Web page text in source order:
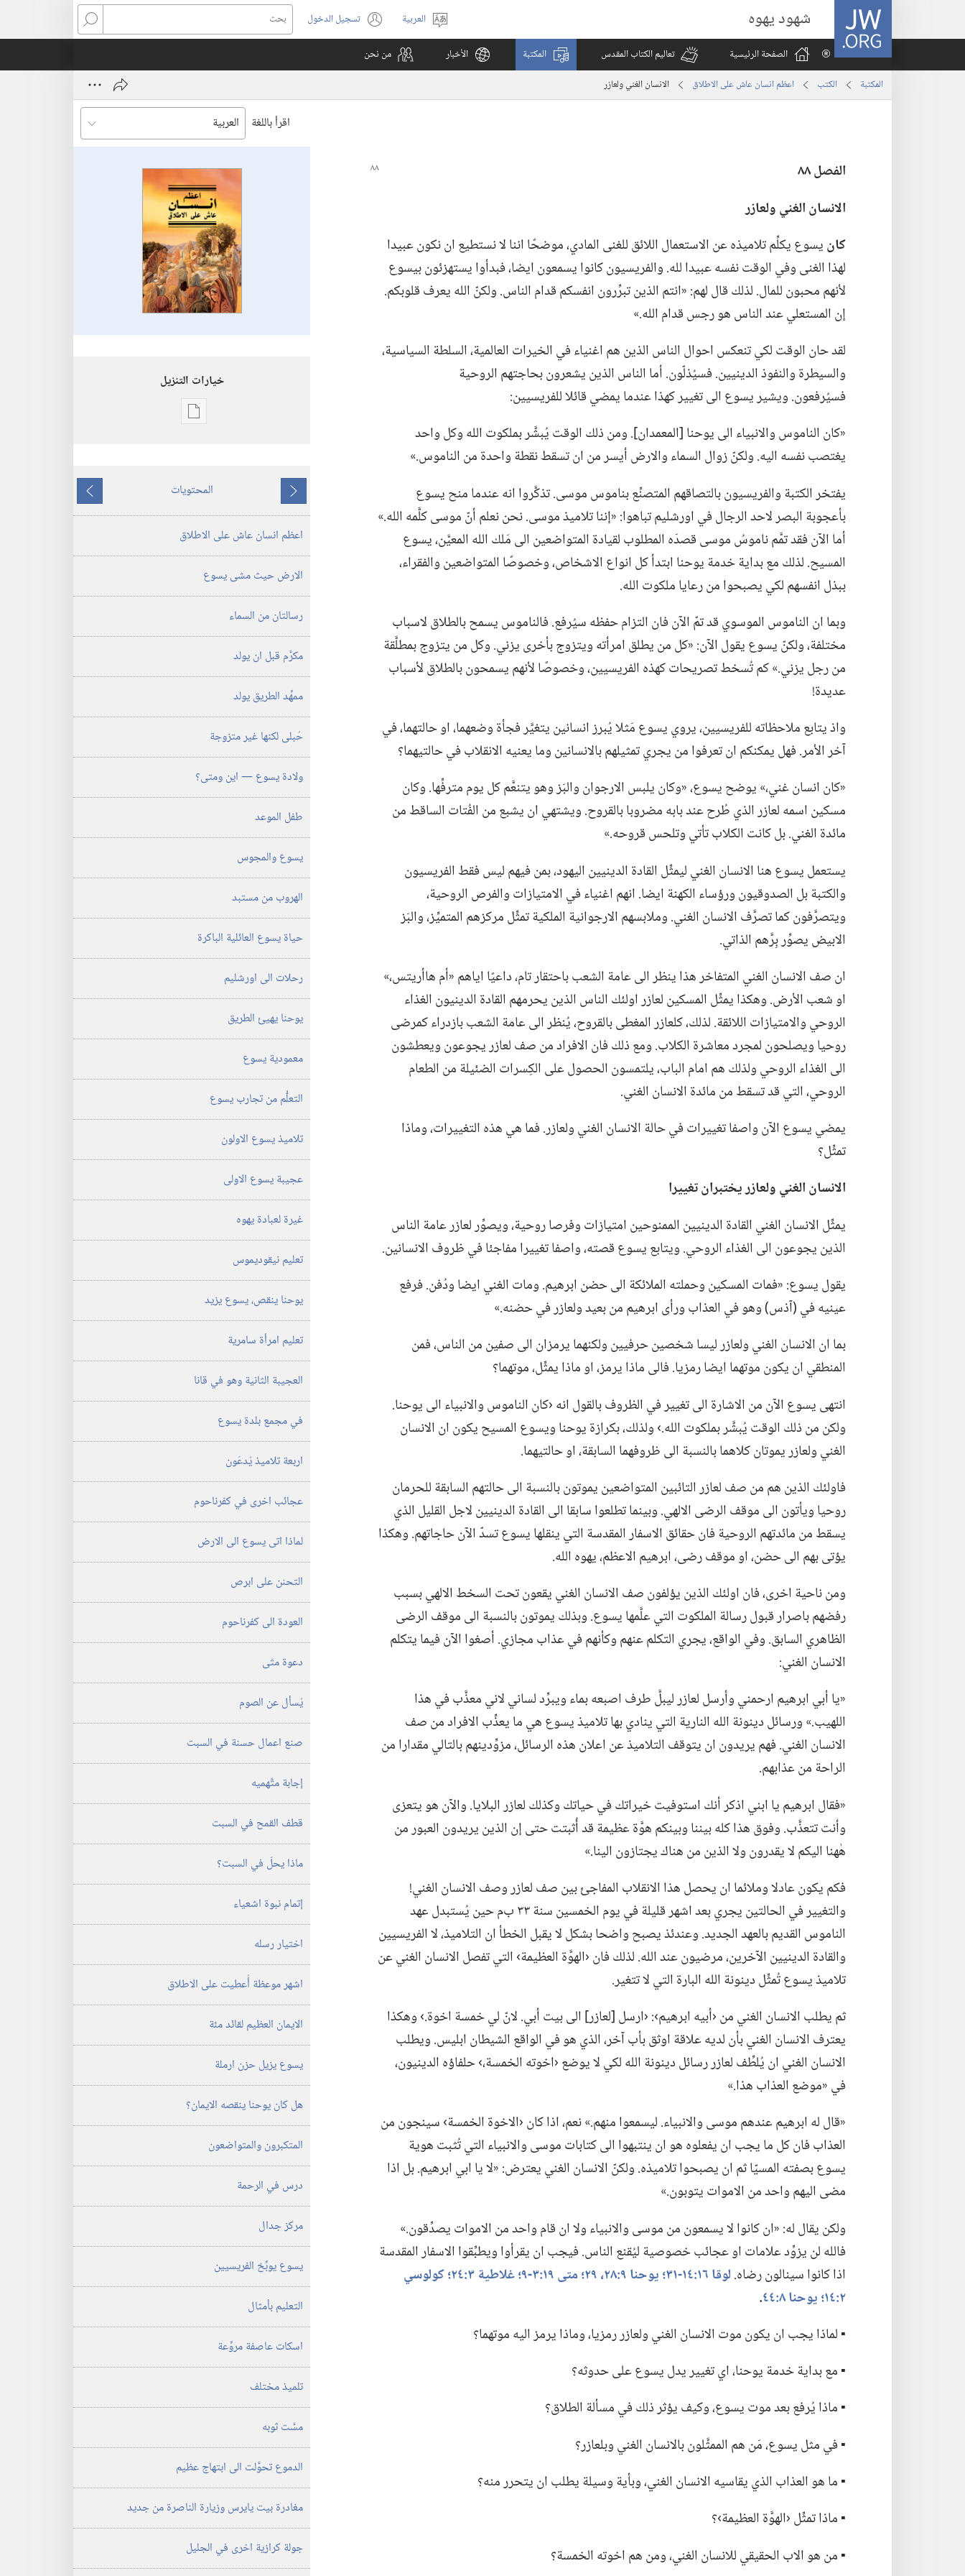
JW.ORG شهود يهوه
اختر
اللغة
العربية تسجيل الدخول
(يفتح
نافذة
بحث
الصفحة الرئيسية
تعاليم الكتاب المقدس المكتبة الأخبار من نحن
المكتبة الكتب اعظم انسان عاش على الاطلاق الانسان الغني ولعازر
اقرأ باللغة
الفصل ٨٨
الانسان الغني ولعازر
كانيسوع يكلِّم تلاميذه عن الاستعمال اللائق للغنى المادي،‏ موضحًا اننا لا نستطيع ان نكون عبيدا
لهذا الغنى وفي الوقت نفسه عبيدا لله.‏ والفريسيون كانوا يسمعون ايضا،‏ فبدأوا يستهزئون بيسوع
لأنهم محبون للمال.‏ لذلك قال لهم:‏ «انتم الذين تبرِّرون انفسكم قدام الناس.‏ ولكنّ الله يعرف قلوبكم.‏
إن المستعلي عند الناس هو رجس قدام الله.‏»‏
لقد حان الوقت لكي تنعكس احوال الناس الذين هم اغنياء في الخيرات العالمية،‏ السلطة السياسية،‏
والسيطرة والنفوذ الدينيين.‏ فسيُذلّون.‏ أما الناس الذين يشعرون بحاجتهم الروحية
فسيُرفعون.‏ ويشير يسوع الى تغيير كهذا عندما يمضي قائلا للفريسيين:‏
‏«كان الناموس والانبياء الى يوحنا [المعمدان].‏ ومن ذلك الوقت يُبشَّر بملكوت الله وكل واحد
يغتصب نفسه اليه.‏ ولكنّ زوال السماء والارض أيسر من ان تسقط نقطة واحدة من الناموس.‏»‏
يفتخر الكتبة والفريسيون بالتصاقهم المتصنِّع بناموس موسى.‏ تذكَّروا انه عندما منح يسوع
بأعجوبة البصر لاحد الرجال في اورشليم تباهوا:‏ «إننا تلاميذ موسى.‏ نحن نعلم أنّ موسى كلَّمه الله.‏»
أما الآن فقد تمَّم ناموسُ موسى قصدَه المطلوب لقيادة المتواضعين الى مَلك الله المعيَّن،‏ يسوع
المسيح.‏ لذلك مع بداية خدمة يوحنا ابتدأ كل انواع الاشخاص،‏ وخصوصًا المتواضعين والفقراء،‏
ببذل انفسهم لكي يصبحوا من رعايا ملكوت الله.‏
وبما ان الناموس الموسوي قد تمّ الآن فان التزام حفظه سيُرفع.‏ فالناموس يسمح بالطلاق لاسباب
مختلفة،‏ ولكنّ يسوع يقول الآن:‏ «كل من يطلق امرأته ويتزوج بأخرى يزني.‏ وكل من يتزوج بمطلَّقة
من رجل يزني.‏» كم تُسخط تصريحات كهذه الفريسيين،‏ وخصوصًا لأنهم يسمحون بالطلاق لأسباب
عديدة!‏
واذ يتابع ملاحظاته للفريسيين،‏ يروي يسوع مَثلا يُبرز انسانين يتغيَّر فجأة وضعهما،‏ او حالتهما،‏ في
آخر الأمر.‏ فهل يمكنكم ان تعرفوا من يجري تمثيلهم بالانسانين وما يعنيه الانقلاب في حالتيهما؟‏
‏«كان انسان غني،‏» يوضح يسوع،‏ «وكان يلبس الارجوان والبَز وهو يتنعَّم كل يوم مترفِّها.‏ وكان
مسكين اسمه لعازر الذي طُرح عند بابه مضروبا بالقروح.‏ ويشتهي ان يشبع من الفُتات الساقط من
مائدة الغني.‏ بل كانت الكلاب تأتي وتلحس قروحه.‏»‏
يستعمل يسوع هنا الانسان الغني ليمثِّل القادة الدينيين اليهود،‏ بمن فيهم ليس فقط الفريسيون
والكتبة بل الصدوقيون ورؤساء الكهنة ايضا.‏ انهم اغنياء في الامتيازات والفرص الروحية،‏
ويتصرَّفون كما تصرَّف الانسان الغني.‏ وملابسهم الارجوانية الملكية تمثِّل مركزهم المتميِّز،‏ والبَز
الابيض يصوِّر بِرَّهم الذاتي.‏
ان صف الانسان الغني المتفاخر هذا ينظر الى عامة الشعب باحتقار تام،‏ داعيًا اياهم «أم هاأريتس،‏»
او شعب الأرض.‏ وهكذا يمثِّل المسكين لعازر اولئك الناس الذين يحرمهم القادة الدينيون الغذاء
الروحي والامتيازات اللائقة.‏ لذلك،‏ كلعازر المغطى بالقروح،‏ يُنظر الى عامة الشعب بازدراء كمرضى
روحيا ويصلحون لمجرد معاشرة الكلاب.‏ ومع ذلك فان الافراد من صف لعازر يجوعون ويعطشون
الى الغذاء الروحي ولذلك هم امام الباب،‏ يلتمسون الحصول على الكِسرات الضئيلة من الطعام
الروحي،‏ التي قد تسقط من مائدة الانسان الغني.‏
يمضي يسوع الآن واصفا تغييرات في حالة الانسان الغني ولعازر.‏ فما هي هذه التغييرات،‏ وماذا
تمثِّل؟‏
الانسان الغني ولعازر يختبران تغييرا
يمثِّل الانسان الغني القادة الدينيين الممنوحين امتيازات وفرصا روحية،‏ ويصوِّر لعازر عامة الناس
الذين يجوعون الى الغذاء الروحي.‏ ويتابع يسوع قصته،‏ واصفا تغييرا مفاجئا في ظروف الانسانين.‏
يقول يسوع:‏ «فمات المسكين وحملته الملائكة الى حضن ابرهيم.‏ ومات الغني ايضا ودُفن.‏ فرفع
عينيه في (‏آذس)‏ وهو في العذاب ورأى ابرهيم من بعيد ولعازر في حضنه.‏»‏
بما ان الانسان الغني ولعازر ليسا شخصين حرفيين ولكنهما يرمزان الى صفين من الناس،‏ فمن
المنطقي ان يكون موتهما ايضا رمزيا.‏ فالى ماذا يرمز،‏ او ماذا يمثِّل،‏ موتهما؟‏
انتهى يسوع الآن من الاشارة الى تغيير في الظروف بالقول انه ‹كان الناموس والانبياء الى يوحنا.‏
ولكن من ذلك الوقت يُبشَّر بملكوت الله.‏› ولذلك،‏ بكرازة يوحنا ويسوع المسيح يكون ان الانسان
الغني ولعازر يموتان كلاهما بالنسبة الى ظروفهما السابقة،‏ او حالتيهما.‏
فاولئك الذين هم من صف لعازر التائبين المتواضعين يموتون بالنسبة الى حالتهم السابقة للحرمان
روحيا ويأتون الى موقف الرضى الالهي.‏ وبينما تطلعوا سابقا الى القادة الدينيين لاجل القليل الذي
يسقط من مائدتهم الروحية فان حقائق الاسفار المقدسة التي ينقلها يسوع تسدّ الآن حاجاتهم.‏ وهكذا
يؤتى بهم الى حضن،‏ او موقف رضى،‏ ابرهيم الاعظم،‏ يهوه الله.‏
ومن ناحية اخرى،‏ فان اولئك الذين يؤلفون صف الانسان الغني يقعون تحت السخط الالهي بسبب
رفضهم باصرار قبول رسالة الملكوت التي علَّمها يسوع.‏ وبذلك يموتون بالنسبة الى موقف الرضى
الظاهري السابق.‏ وفي الواقع،‏ يجري التكلم عنهم وكأنهم في عذاب مجازي.‏ أصغوا الآن فيما يتكلم
الانسان الغني:‏
‏«يا أبي ابرهيم ارحمني وأرسل لعازر ليبلَّ طرف اصبعه بماء ويبرِّد لساني لاني معذَّب في هذا
اللهيب.‏» ورسائل دينونة الله النارية التي ينادي بها تلاميذ يسوع هي ما يعذِّب الافراد من صف
الانسان الغني.‏ فهم يريدون ان يتوقف التلاميذ عن اعلان هذه الرسائل،‏ مزوِّدينهم بالتالي مقدارا من
الراحة من عذابهم.‏
‏«فقال ابرهيم يا ابني اذكر أنك استوفيت خيراتك في حياتك وكذلك لعازر البلايا.‏ والآن هو يتعزى
وأنت تتعذَّب.‏ وفوق هذا كله بيننا وبينكم هوَّة عظيمة قد أُثبتت حتى إن الذين يريدون العبور من
هٰهنا اليكم لا يقدرون ولا الذين من هناك يجتازون الينا.‏»‏
فكم يكون عادلا وملائما ان يحصل هذا الانقلاب المفاجئ بين صف لعازر وصف الانسان الغني!‏
والتغيير في الحالتين يجري بعد اشهر قليلة في يوم الخمسين سنة ٣٣ ب‌م حين يُستبدل عهد
الناموس القديم بالعهد الجديد.‏ وعندئذ يصبح واضحا بشكل لا يقبل الخطأ ان التلاميذ،‏ لا الفريسيين
والقادة الدينيين الآخرين،‏ مرضيون عند الله.‏ لذلك فان ‹الهوَّة العظيمة› التي تفصل الانسان الغني عن
تلاميذ يسوع تُمثِّل دينونة الله البارة التي لا تتغير.‏
ثم يطلب الانسان الغني من ‹أبيه ابرهيم›:‏ ‹ارسل [لعازر] الى بيت أبي.‏ لانّ لي خمسة اخوة.‏› وهكذا
يعترف الانسان الغني بأن لديه علاقة اوثق بأب آخر،‏ الذي هو في الواقع الشيطان ابليس.‏ ويطلب
الانسان الغني ان يُلطِّف لعازر رسائل دينونة الله لكي لا يوضع ‹اخوته الخمسة،‏› حلفاؤه الدينيون،‏
في «موضع العذاب هذا.‏»‏
‏«قال له ابرهيم عندهم موسى والانبياء.‏ ليسمعوا منهم.‏» نعم،‏ اذا كان ‹الاخوة الخمسة› سينجون من
العذاب فان كل ما يجب ان يفعلوه هو ان ينتبهوا الى كتابات موسى والانبياء التي تُثبت هوية
يسوع بصفته المسيّا ثم ان يصبحوا تلاميذه.‏ ولكنّ الانسان الغني يعترض:‏ «لا يا ابي ابرهيم.‏ بل اذا
مضى اليهم واحد من الاموات يتوبون.‏»‏
ولكن يقال له:‏ «ان كانوا لا يسمعون من موسى والانبياء ولا ان قام واحد من الاموات يصدِّقون.‏»
فالله لن يزوِّد علامات او عجائب خصوصية ليُقنع الناس.‏ فيجب ان يقرأوا ويطبِّقوا الاسفار المقدسة
اذا كانوا سينالون رضاه.‏لوقا ١٦:‏​١٤-‏٣١؛‏ يوحنا ٩:‏٢٨،‏ ٢٩؛‏ متى ١٩:‏٣-‏٩؛‏ غلاطية ٣:‏٢٤؛‏
كولوسي
٢:‏١٤؛‏
يوحنا ٨:‏٤٤
‏.‏
▪ لماذا يجب ان يكون موت الانسان الغني ولعازر رمزيا،‏ وماذا يرمز اليه موتهما؟‏
▪ مع بداية خدمة يوحنا،‏ اي تغيير يدل يسوع على حدوثه؟‏
▪ ماذا يُرفع بعد موت يسوع،‏ وكيف يؤثر ذلك في مسألة الطلاق؟‏
▪ في مثل يسوع،‏ مَن هم الممثَّلون بالانسان الغني وبلعازر؟‏
▪ ما هو العذاب الذي يقاسيه الانسان الغني،‏ وبأية وسيلة يطلب ان يتحرر منه؟‏
▪ ماذا تمثِّل ‹الهوَّة العظيمة›؟‏
▪ من هو الاب الحقيقي للانسان الغني،‏ ومن هم اخوته الخمسة؟‏
خيارات التنزيل
خيارات
انسان
عاش
على
الاطلاق
ما
يسبق
المحتويات
ما
يلي
اعظم انسان عاش على الاطلاق
الارض حيث مشى يسوع
رسالتان من السماء
مكرَّم قبل ان يولد
ممهِّد الطريق يولد
حُبلى لكنها غير متزوجة
ولادة يسوع —‏ اين ومتى؟‏
طفل الموعد
يسوع والمجوس
الهروب من مستبد
حياة يسوع العائلية الباكرة
رحلات الى اورشليم
يوحنا يهيئ الطريق
معمودية يسوع
التعلُّم من تجارب يسوع
تلاميذ يسوع الاولون
عجيبة يسوع الاولى
غيرة لعبادة يهوه
تعليم نيقوديموس
يوحنا ينقص،‏ يسوع يزيد
تعليم امرأة سامرية
العجيبة الثانية وهو في قانا
في مجمع بلدة يسوع
اربعة تلاميذ يُدعَون
عجائب اخرى في كفرناحوم
لماذا اتى يسوع الى الارض
التحنن على ابرص
العودة الى كفرناحوم
دعوة متّى
يُسأل عن الصوم
صنع اعمال حسنة في السبت
إجابة متَّهميه
قطف القمح في السبت
ماذا يحلّ في السبت؟‏
إتمام نبوة اشعياء
اختيار رسله
اشهر موعظة أُعطيت على الاطلاق
الايمان العظيم لقائد مئة
يسوع يزيل حزن ارملة
هل كان يوحنا ينقصه الايمان؟‏
المتكبرون والمتواضعون
درس في الرحمة
مركز جدال
يسوع يوبِّخ الفريسيين
التعليم بأمثال
اسكات عاصفة مروِّعة
تلميذ مختلف
مسَّت ثوبه
الدموع تحوَّلت الى ابتهاج عظيم
مغادرة بيت يايرس وزيارة الناصرة من جديد
جولة كرازية اخرى في الجليل